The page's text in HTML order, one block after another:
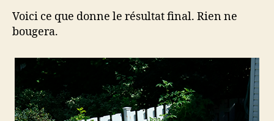
Voici ce que donne le résultat final. Rien ne
bougera.